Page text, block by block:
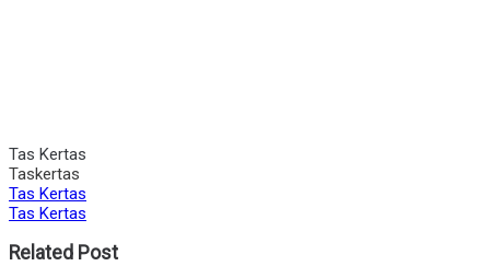
Tas Kertas
Taskertas
Tas Kertas
Tas Kertas
Related Post